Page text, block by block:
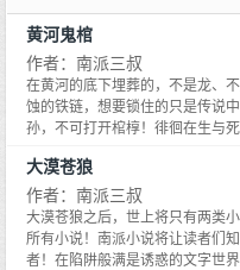
黄河鬼棺
作者：南派三叔
在黄河的底下埋葬的，不是龙、
蚀的铁链，想要锁住的只是传说
孙，不可打开棺椁！徘徊在生与
大漠苍狼
作者：南派三叔
大漠苍狼之后，世上将只有两类
所有小说！南派小说将让读者们
者！在陷阱般满是诱惑的文字世